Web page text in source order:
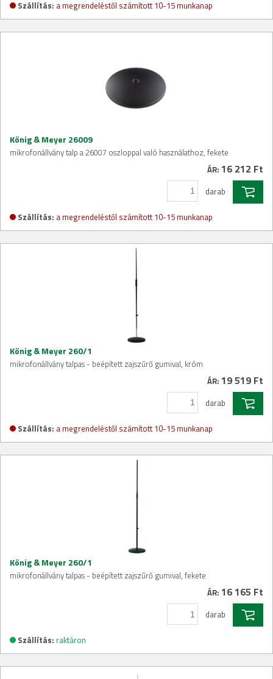
Szállítás: a megrendeléstől számított 10-15 munkanap
König & Meyer 26009
mikrofonállvány talp a 26007 oszloppal való használathoz, fekete
ÁR: 16 212 Ft
darab
Szállítás: a megrendeléstől számított 10-15 munkanap
König & Meyer 260/1
mikrofonállvány talpas - beépített zajszűrő gumival, króm
ÁR: 19 519 Ft
darab
Szállítás: a megrendeléstől számított 10-15 munkanap
König & Meyer 260/1
mikrofonállvány talpas - beépített zajszűrő gumival, fekete
ÁR: 16 165 Ft
darab
Szállítás: raktáron